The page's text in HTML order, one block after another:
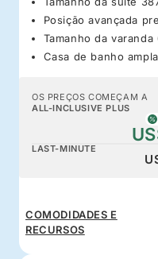
Posição avançada
Tamanho da
Casa de banho
OS PREÇOS COMEÇAM A
ALL-INCLUSIVE PLUS
LAST-MINUTE
COMODIDADES E
RECURSOS